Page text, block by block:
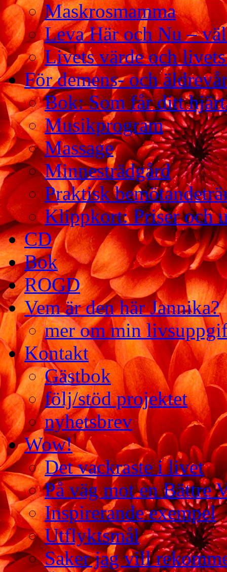
Maskrosmamma
Leva Här och Nu –
Livets värde och
För demens- och
Bok: Som får ditt
Musikprogram
Massage
Minnesträdgård
Praktisk
Klippkort: Priser och
CD
Bok
ROGD
Vem är den här Jannika?
mer om min
Kontakt
Gästbok
följ/stöd projektet
nyhetsbrev
Wow!
Det vackraste i livet
På väg mot en Bättre
Inspirerande exempel
Utflyktsmål
Saker jag vill